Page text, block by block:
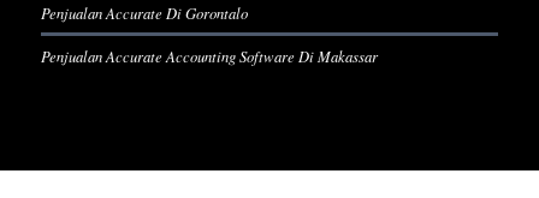
Penjualan Accurate Di Gorontalo
Penjualan Accurate Accounting Software Di Makassar